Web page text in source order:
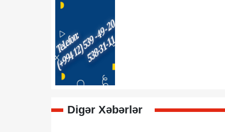
Digər Xəbərlər